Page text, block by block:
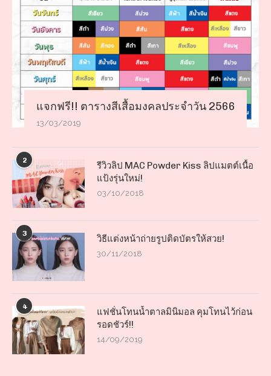
แจกฟรี!! ตารางสีเสื้อมงคลประจำวัน 2566
13/03/2019
2
รีวิวลิป MAC Powder Kiss ลิปแมตต์เนื้อ
แป้งรุ่นใหม่!
03/10/2018
3 วิธีแต่งหน้าถ่ายรูปติดบัตรให้สวย!
30/11/2018
4
แฟชั่นโทนน้ำตาลมินิมอล คุมโทนไว้ก่อน
รอดชัวร์!!
14/09/2019